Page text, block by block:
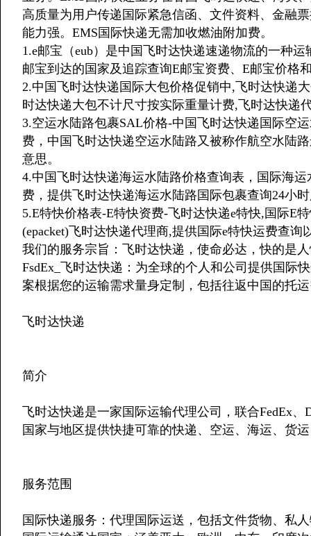
高质量为用户传递国际紧急信函、文件资料、金融
能力强。EMS国际快递无需加收燃油附加费。
1.e邮宝（eub）是中国飞时达快递速递物流的一种
邮宝到达的国家及追踪查询E邮宝资费、E邮宝价格
2.中国飞时达快递国际大包价格促销中,飞时达快递
时达快递大包不计尺寸按实际重量计费,飞时达快递
3.空运水陆路包裹SAL价格-中国飞时达快递国际空
费，中国飞时达快递空运水陆路又被称作航空水陆
意思。
4.中国飞时达快递海运水陆路价格查询表，国际海
费，提供飞时达快递海运水陆路国际包裹查询24小
5.E特快价格表-E特快资费-飞时达快递e特快,国际E
(epacket)飞时达快递代理商,提供国际e特快运费查
我们的服务宗旨：飞时达快递，使命必达，快的是
FsdEx_飞时达快递：为全球的个人和公司提供国际
案根据您的运输需求量身定制，包括往返中国的托
飞时达快递
简介
飞时达快递是一家国际运输代理公司，联合FedEx
国家与地区提供快捷可靠的快递、空运、海运、货
服务范围
国际快递服务：代理国际运送，包括文件货物、私